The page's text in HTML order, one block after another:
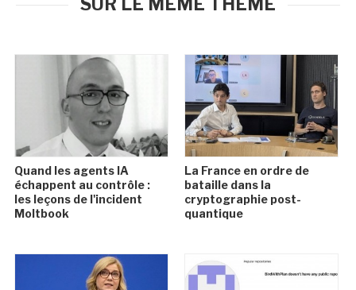
SUR LE MÊME THÈME
Quand les agents IA
échappent au contrôle :
les leçons de l'incident
Moltbook
La France en ordre de
bataille dans la
cryptographie post-
quantique